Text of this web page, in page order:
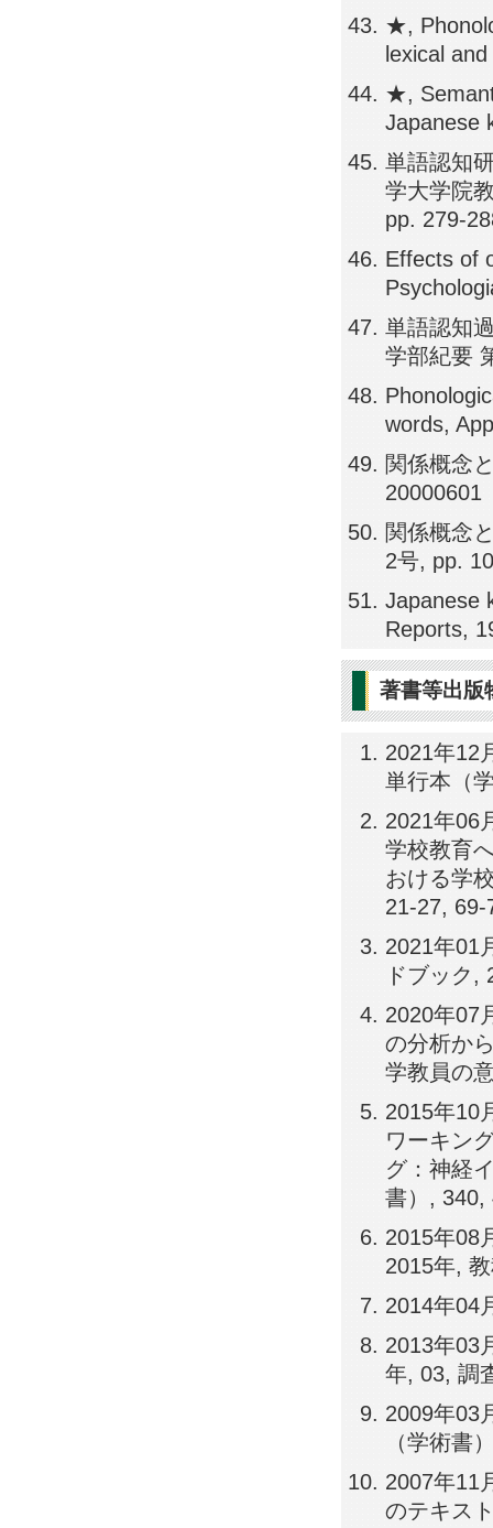
★,
lexical
★,
Japanese
単語認知
学大学院
pp. 279-
Effects of
単語認知
学部紀要
words,
関係概念
20000601
関係概念
2号, pp.
Japanese
Reports,
著書等出版
2021年12
単行本（
2021年06
学校教育
おける学
21-27, 69-
2021年01
ドブック,
2020年07
の分析か
学教員の
2015年10
ワーキン
グ：神経
書）, 340,
2015年08
2015年,
2014年04
2013年03
年, 03, 調
2009年03
（学術書
2007年11
のテキス